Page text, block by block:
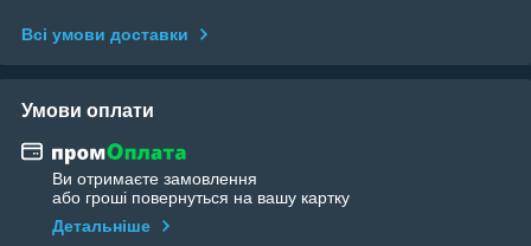
Всі умови доставки
Умови оплати
Ви отримаєте замовлення
або гроші повернуться на вашу картку
Детальніше